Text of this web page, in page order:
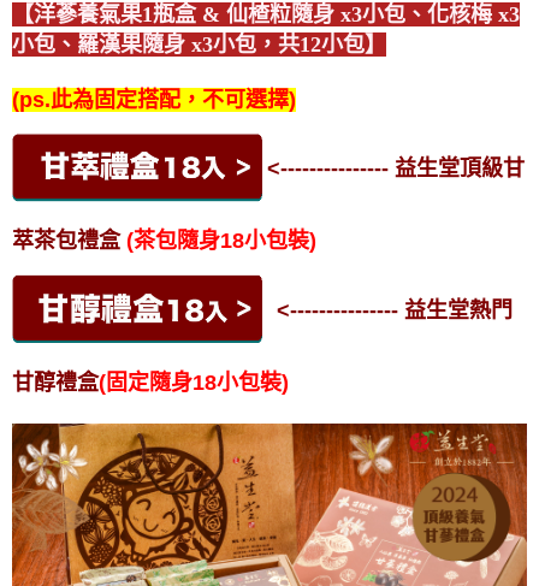
【洋蔘養氣果1瓶盒 & 仙楂粒隨身 x3小包、化核梅 x3
小包、 羅漢果隨身 x3小包 ，共12小包】
(ps.此為固定搭配，不可選擇)
<--------------- 益生堂頂級甘
萃茶包禮盒 (茶包隨身18小包裝)
<--------------- 益生堂熱門
甘醇禮盒(固定隨身18小包裝)